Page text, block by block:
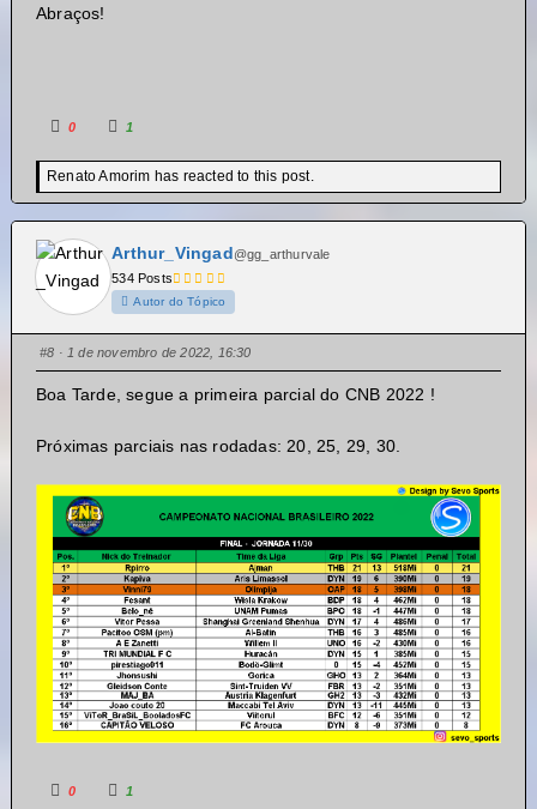
treinadores. Não Postei uma nota de esclarecimento
Abraços!
0 1
Renato Amorim has reacted to this post.
Arthur_Vingad@gg_arthurvale
534 Posts
Autor do Tópico
#8 · 1 de novembro de 2022, 16:30
Boa Tarde, segue a primeira parcial do CNB 2022 !
Próximas parciais nas rodadas: 20, 25, 29, 30.
0 1